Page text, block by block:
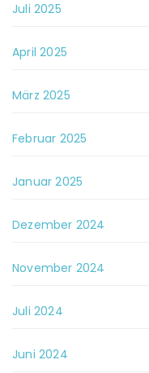
Juli 2025
April 2025
März 2025
Februar 2025
Januar 2025
Dezember 2024
November 2024
Juli 2024
Juni 2024